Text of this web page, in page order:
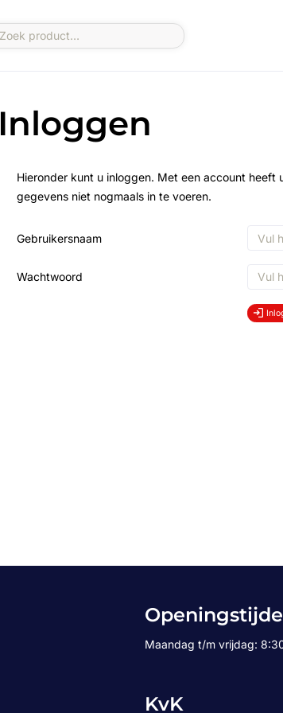
Inloggen
Hieronder kunt u inloggen. Met een account
gegevens niet nogmaals in te voeren.
Gebruikersnaam
Wachtwoord
Maandag t/m vrijdag:
KvK